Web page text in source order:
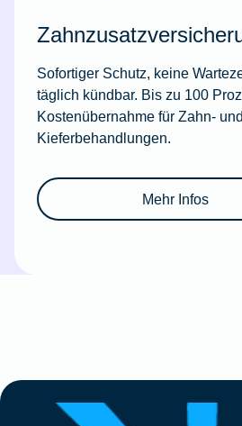
Sofortiger Schutz, keine
täglich kündbar. Bis zu 100
Kostenübernahme für Zahn- und
Kieferbehandlungen.
Mehr Infos